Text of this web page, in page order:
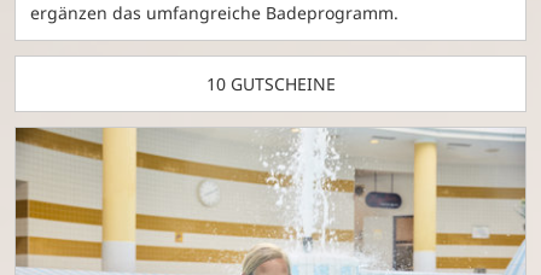
ergänzen das umfangreiche Badeprogramm.
10 GUTSCHEINE